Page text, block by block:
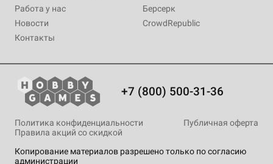
Работа у нас
Новости
Контакты
Берсерк
CrowdRepublic
+7 (800) 500-31-36
Копирование материалов разрешено только по согласию
администрации
Политика конфиденциальности
Публичная оферта
Правила акций со скидкой